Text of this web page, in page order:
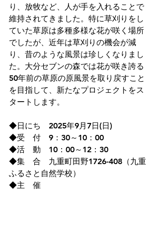
り、放牧など、人が手を入れることで
維持されてきました。特に草刈りをし
ていた草原は多種多様な花が咲く場所
でしたが、近年は草刈りの機会が減
り、昔のような風景は珍しくなりまし
た。大分セブンの森では花が咲き誇る
50年前の草原の原風景を取り戻すこと
を目指して、新たなプロジェクトをス
タートします。
◆日にち　2025年9月7日(日)
◆受　付　9：30～10：00
◆活　動　10：00～12：30
◆集　合　九重町田野1726-408（九重
ふるさと自然学校）
◆主　催